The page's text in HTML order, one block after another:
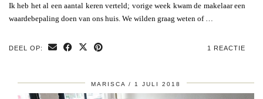
Ik heb het al een aantal keren verteld; vorige week kwam de makelaar een
waardebepaling doen van ons huis. We wilden graag weten of …
DEEL OP: 1 REACTIE
MARISCA 1 JULI 2018